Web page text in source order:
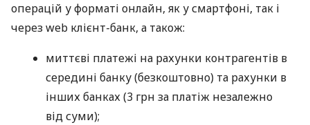
операцій у форматі онлайн, як у смартфоні, так і
через web клієнт-банк, а також:
миттєві платежі на рахунки контрагентів в
середині банку (безкоштовно) та рахунки в
інших банках (3 грн за платіж незалежно
від суми);